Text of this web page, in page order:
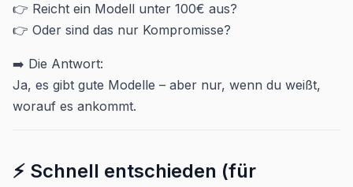
👉 Reicht ein Modell unter 100€ aus?
👉 Oder sind das nur Kompromisse?
➡️ Die Antwort:
Ja, es gibt gute Modelle – aber nur, wenn du weißt,
worauf es ankommt.
⚡ Schnell entschieden (für